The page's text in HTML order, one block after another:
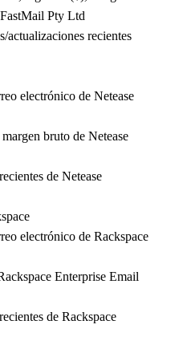
Pty Ltd
recientes
electrónico de Netease
bruto de Netease
de Netease
electrónico de Rackspace
Enterprise Email
de Rackspace